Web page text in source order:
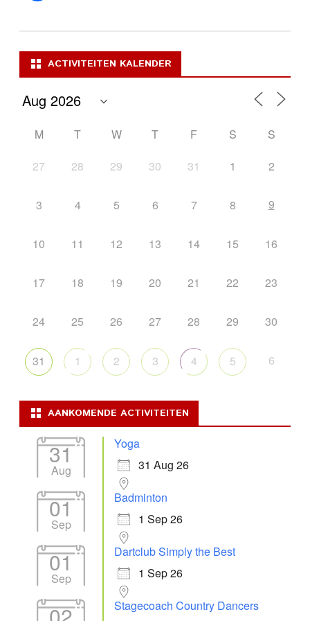
ACTIVITEITEN KALENDER
M T W T F S
S
27
28 29 30 31 1 2
3 4 5 6 7 8 9
10 11 12 13 14 15 16
17 18 19 20 21 22 23
24 25 26 27 28 29 30
31 1 2 3 4 5 6
AANKOMENDE ACTIVITEITEN
31
Aug
Yoga
31 Aug 26
01
Sep
Badminton
1 Sep 26
01
Sep
Dartclub Simply the Best
1 Sep 26
Stagecoach Country Dancers